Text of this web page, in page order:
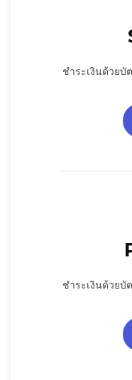
ชำระเงินด้วยบั
ชำระเงินด้วยบั